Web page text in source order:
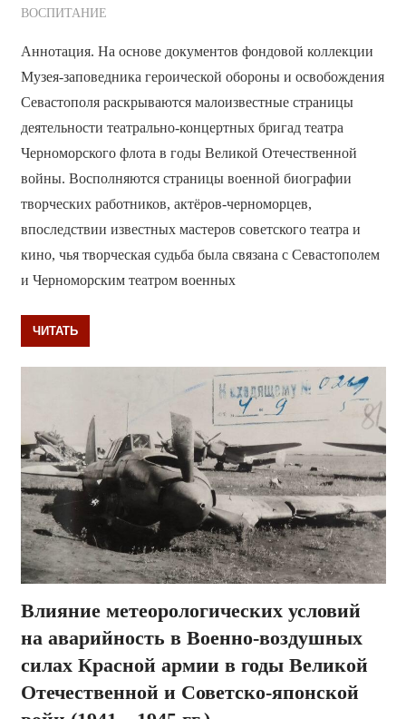
ВОСПИТАНИЕ
Аннотация. На основе документов фондовой коллекции
Музея-заповедника героической обороны и освобождения
Севастополя раскрываются малоизвестные страницы
деятельности театрально-концертных бригад театра
Черноморского флота в годы Великой Отечественной
войны. Восполняются страницы военной биографии
творческих работников, актёров-черноморцев,
впоследствии известных мастеров советского театра и
кино, чья творческая судьба была связана с Севастополем
и Черноморским театром военных
ЧИТАТЬ
Влияние метеорологических условий
на аварийность в Военно-воздушных
силах Красной армии в годы Великой
Отечественной и Советско-японской